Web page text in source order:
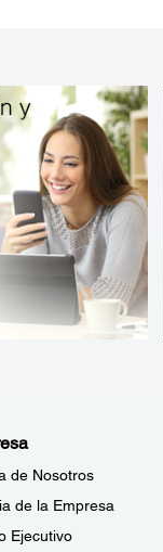
de Nosotros
de la Empresa
Ejecutivo